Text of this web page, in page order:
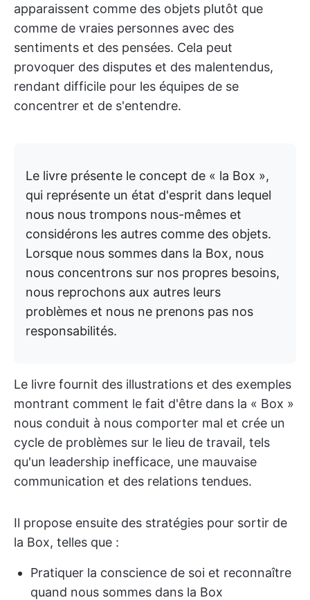
apparaissent comme des objets plutôt que
comme de vraies personnes avec des
sentiments et des pensées. Cela peut
provoquer des disputes et des malentendus,
rendant difficile pour les équipes de se
concentrer et de s'entendre.
Le livre présente le concept de « la Box »,
qui représente un état d'esprit dans lequel
nous nous trompons nous-mêmes et
considérons les autres comme des objets.
Lorsque nous sommes dans la Box, nous
nous concentrons sur nos propres besoins,
nous reprochons aux autres leurs
problèmes et nous ne prenons pas nos
responsabilités.
Le livre fournit des illustrations et des exemples
montrant comment le fait d'être dans la « Box »
nous conduit à nous comporter mal et crée un
cycle de problèmes sur le lieu de travail, tels
qu'un leadership inefficace, une mauvaise
communication et des relations tendues.
Il propose ensuite des stratégies pour sortir de
la Box, telles que :
Pratiquer la conscience de soi et reconnaître
quand nous sommes dans la Box